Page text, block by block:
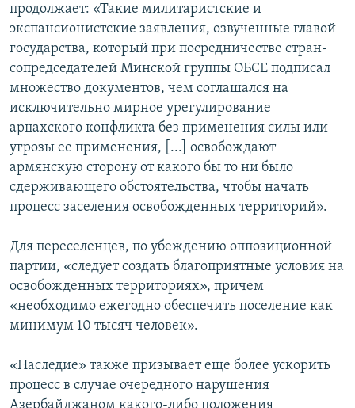
продолжает: «Такие милитаристские и
экспансионистские заявления, озвученные главой
государства, который при посредничестве стран-
сопредседателей Минской группы ОБСЕ подписал
множество документов, чем соглашался на
исключительно мирное урегулирование
арцахского конфликта без применения силы или
угрозы ее применения, [...] освобождают
армянскую сторону от какого бы то ни было
сдерживающего обстоятельства, чтобы начать
процесс заселения освобожденных территорий».
Для переселенцев, по убеждению оппозиционной
партии, «следует создать благоприятные условия на
освобожденных территориях», причем
«необходимо ежегодно обеспечить поселение как
минимум 10 тысяч человек».
«Наследие» также призывает еще более ускорить
процесс в случае очередного нарушения